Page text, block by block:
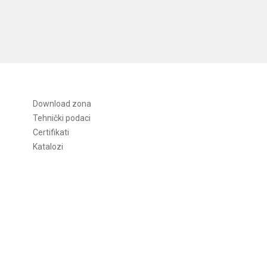
Download zona
Tehnički podaci
Certifikati
Katalozi